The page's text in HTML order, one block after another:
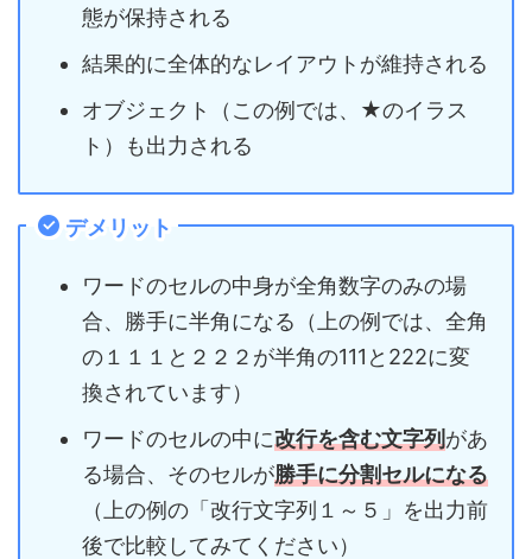
態が保持される
結果的に全体的なレイアウトが維持される
オブジェクト（この例では、★のイラス
ト）も出力される
デメリット
ワードのセルの中身が全角数字のみの場
合、勝手に半角になる（上の例では、全角
の１１１と２２２が半角の111と222に変
換されています）
ワードのセルの中に改行を含む文字列があ
る場合、そのセルが勝手に分割セルになる
（上の例の「改行文字列１～５」を出力前
後で比較してみてください）